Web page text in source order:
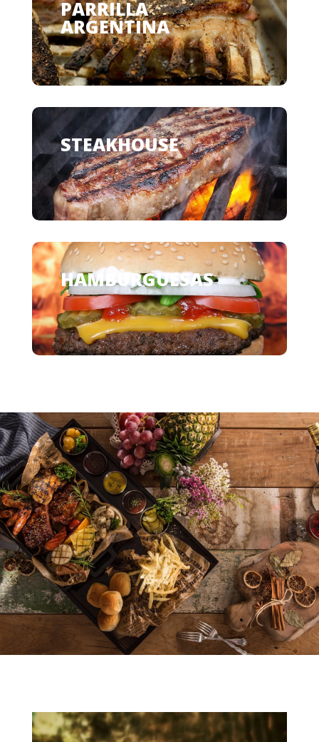
PARRILLA
ARGENTINA
STEAKHOUSE
HAMBURGUESAS